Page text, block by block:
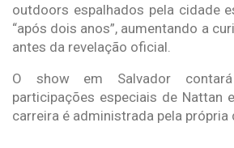
outdoors espalhados pela cidade
“após dois anos”, aumentando a
antes da revelação oficial.
O show em Salvador
participações especiais de Nattan
carreira é administrada pela própria